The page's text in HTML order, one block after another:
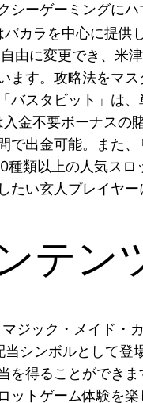
シーゲーミングに
カラを中心に提
由に変更でき、米
ます。攻略法をマ
バスタビット」は
入金不要ボーナス
で出金可能。また
種類以上の人気ス
たい玄人プレイヤ
テン
ジック・メイド・
シンボルとして
を得ることができ
ットゲーム体験を